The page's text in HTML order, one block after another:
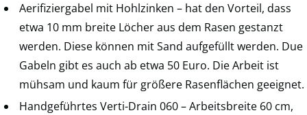
Aerifiziergabel mit Hohlzinken – hat den Vorteil, dass
etwa 10 mm breite Löcher aus dem Rasen gestanzt
werden. Diese können mit Sand aufgefüllt werden. Due
Gabeln gibt es auch ab etwa 50 Euro. Die Arbeit ist
mühsam und kaum für größere Rasenflächen geeignet.
Handgeführtes Verti-Drain 060 – Arbeitsbreite 60 cm,